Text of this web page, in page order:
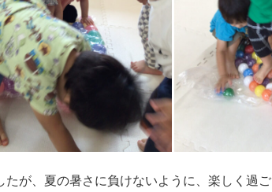
たが、夏の暑さに負けないように、楽しく過